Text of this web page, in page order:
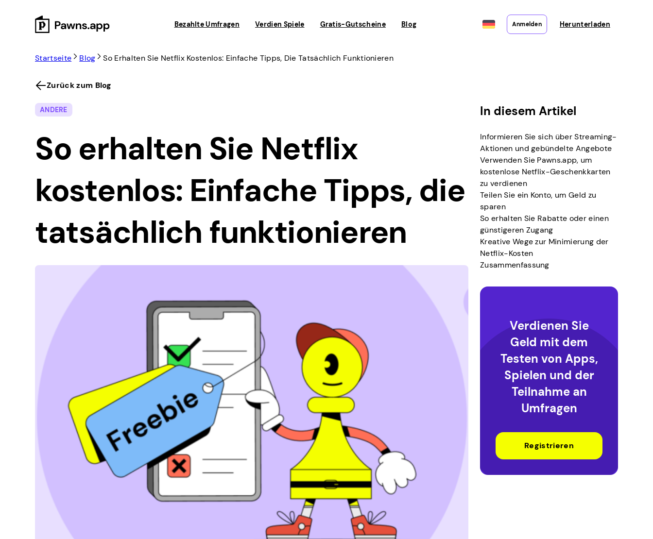
Bezahlte Umfragen Verdien Spiele Gratis-Gutscheine Blog Anmelden Herunterladen
Startseite Blog So Erhalten Sie Netflix Kostenlos: Einfache Tipps, Die Tatsächlich Funktionieren
Zurück zum Blog
ANDERE
So erhalten Sie Netflix
kostenlos: Einfache Tipps, die
tatsächlich funktionieren
In diesem Artikel
Informieren Sie sich über Streaming-
Aktionen und gebündelte Angebote
Verwenden Sie Pawns.app, um
kostenlose Netflix-Geschenkkarten
zu verdienen
Teilen Sie ein Konto, um Geld zu
sparen
So erhalten Sie Rabatte oder einen
günstigeren Zugang
Kreative Wege zur Minimierung der
Netflix-Kosten
Zusammenfassung
Verdienen Sie
Geld mit dem
Testen von Apps,
Spielen und der
Teilnahme an
Umfragen
Registrieren